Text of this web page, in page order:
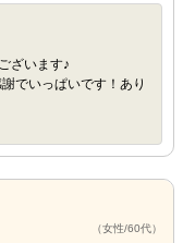
ざいます♪
でいっぱいです！あり
（女性/60代）